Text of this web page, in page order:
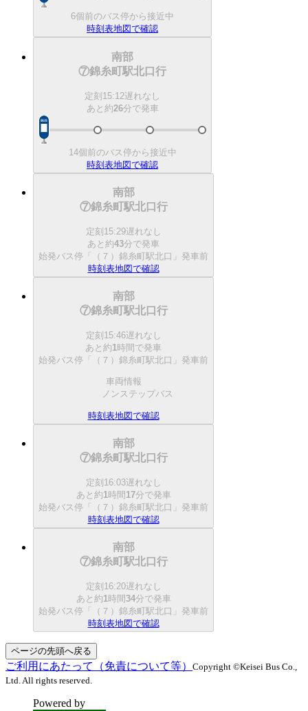
6個前のバス停から接近中
時刻表地図で確認
南部
⑦錦糸町駅北口行
定刻15:12遅れなし
あと約26分で発車
14個前のバス停から接近中
時刻表地図で確認
南部
⑦錦糸町駅北口行
定刻 15:29遅れなし
あと約43分で発車
始発バス停「（７）錦糸町駅北口」発車前
時刻表地図で確認
南部
⑦錦糸町駅北口行
定刻 15:46遅れなし
あと約1時間で発車
始発バス停「（７）錦糸町駅北口」発車前
車両情報
ノンステップバス
時刻表地図で確認
南部
⑦錦糸町駅北口行
定刻 16:03遅れなし
あと約1 時間 17分で発車
始発バス停「（７）錦糸町駅北口」発車前
時刻表地図で確認
南部
⑦錦糸町駅北口行
定刻 16:20遅れなし
あと約1時間34分で発車
始発バス停「（７）錦糸町駅北口」発車前
時刻表地図で確認
ページの先頭へ戻る
ご利用にあたって（免責について等） Copyright ©Keisei Bus Co.,
Ltd. All rights reserved.
Powered by